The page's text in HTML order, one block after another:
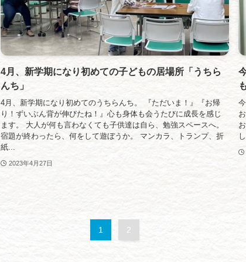
4月、新学期になり初めての子どもの居場所「うちら
んち」
4月、新学期になり初めてのうちらんち。 『ただいま！』『お帰
り！ずいぶん背が伸びたね！』心も身体も会うたびに成長を感じ
ます。 大人が何も言わなくても子供達は自ら、勉強スペースへ。
宿題が終わったら、何をして遊ぼうか。 マンカラ、トランプ、折
紙...
2023年4月27日
1 2